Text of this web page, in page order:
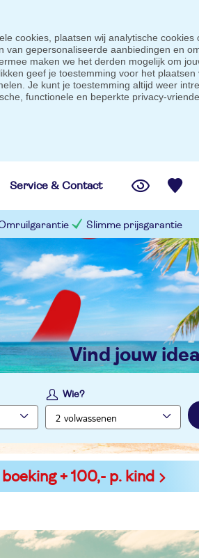
cookies, plaatsen wij analytische cookies
gepersonaliseerde aanbiedingen en
maken we het derden mogelijk om
geef je toestemming voor het plaatsen
Je kunt je toestemming altijd weer
functionele en beperkte privacy-
Service & Contact
Slimme prijsgarantie
vind jouw
Wie?
+ 100,- p. kind